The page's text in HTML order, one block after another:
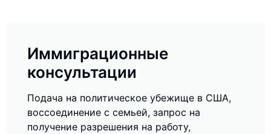
Иммиграционные
консультации
Подача на политическое убежище в США,
воссоединение с семьей, запрос на
получение разрешения на работу,